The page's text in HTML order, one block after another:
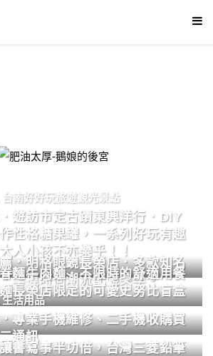
肥油太厚-鵝娘的後宮
台南好好玩旅遊觀光景點
遊訪市定古蹟東興洋行．DIY
性格糖果罐，一系列好玩有趣
人小孩不亦樂乎！！
．明格眼鏡長榮店．多款知名
掌握時尚潮流配鏡美學。
麵牛肉麵．不限時的舒適用餐
長榮店限定的可愛史努比盲盒
生活用品
專業手機維修、二手機收購買
通訊
書寫事半功倍，台灣三菱鉛筆